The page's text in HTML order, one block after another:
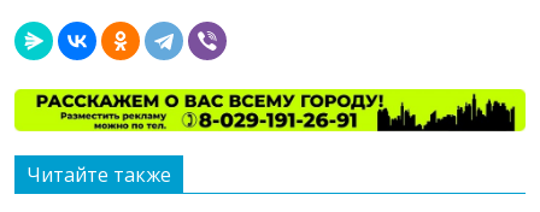
Читайте также